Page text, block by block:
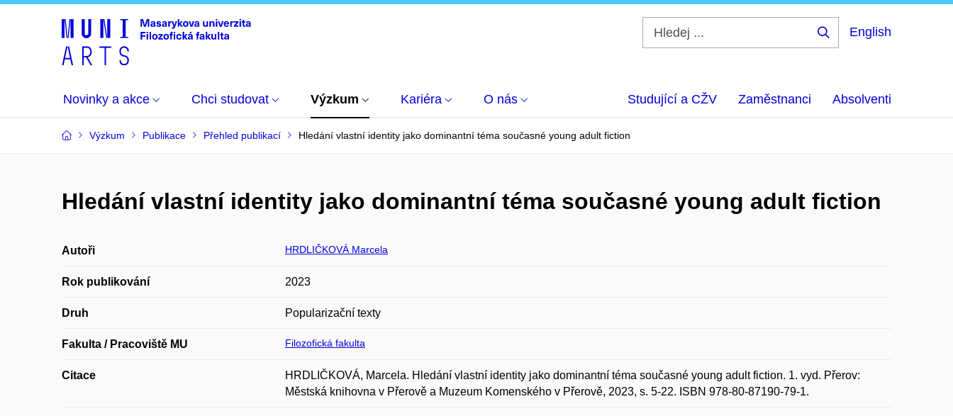
English
Novinky a akce Chci studovat Výzkum Kariéra O nás Studující a CŽV Zaměstnanci Absolventi
Výzkum Publikace Přehled publikací Hledání vlastní identity jako dominantní téma současné young adult fiction
Hledání vlastní identity jako dominantní téma současné young adult fiction
Autoři HRDLIČKOVÁ Marcela
Rok publikování 2023
Druh Popularizační texty
Fakulta / Pracoviště MU Filozofická fakulta
Citace
HRDLIČKOVÁ, Marcela. Hledání vlastní identity jako dominantní téma současné young adult fiction. 1. vyd. Přerov:
Městská knihovna v Přerově a Muzeum Komenského v Přerově, 2023, s. 5-22. ISBN 978-80-87190-79-1.